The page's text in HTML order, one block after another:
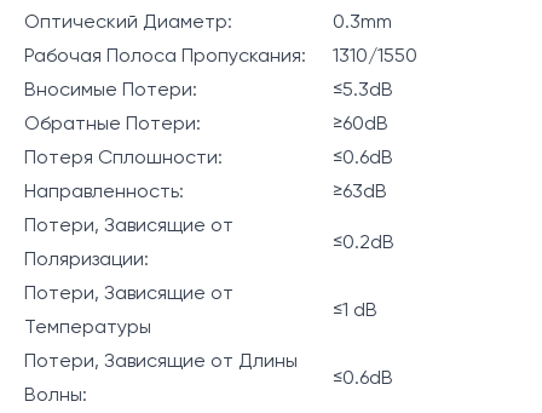
Оптический Диаметр:
0.3mm
Рабочая Полоса Пропускания:
1310/1550
Вносимые Потери:
≤5.3dB
Обратные Потери:
≥60dB
Потеря Сплошности:
≤0.6dB
Направленность:
≥63dB
Потери, Зависящие от
Поляризации:
≤0.2dB
Потери, Зависящие от
Температуры
≤1 dB
Потери, Зависящие от Длины
Волны:
≤0.6dB